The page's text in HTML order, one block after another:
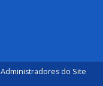
Administradores do Site